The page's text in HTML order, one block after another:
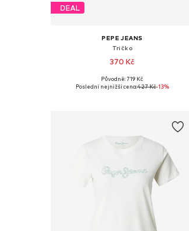
DEAL
PEPE JEANS
Tričko
370 Kč
Dostupné velikosti: XS, S, M, L, XL
Původně: 719 Kč
Poslední nejnižší cena:427 Kč-13%